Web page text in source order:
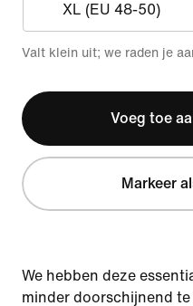
XL (EU 48-50)
Valt klein uit; we raden je
Voeg toe
Markeer
We hebben deze
minder doorschijnend te